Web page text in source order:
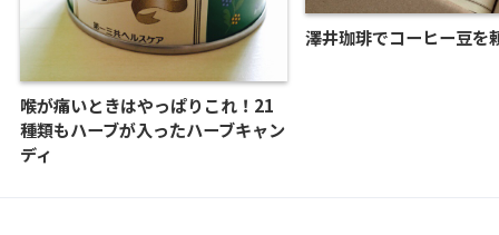
喉が痛いときはやっぱりこれ！21
種類もハーブが入ったハーブキャン
ディ
澤井珈琲でコーヒー豆を